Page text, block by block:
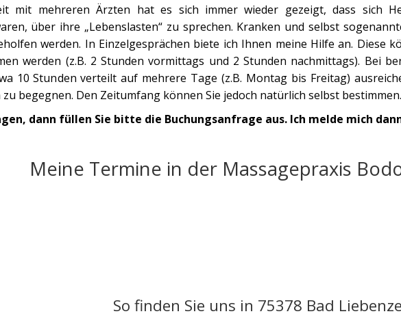
mit mehreren Ärzten hat es sich immer wieder gezeigt, dass sich
über ihre „Lebenslasten“ zu sprechen. Kranken und selbst
werden. In Einzelgesprächen biete ich Ihnen meine Hilfe an. Diese
werden (z.B. 2 Stunden vormittags und 2 Stunden nachmittags). Bei
10 Stunden verteilt auf mehrere Tage (z.B. Montag bis Freitag)
begegnen. Den Zeitumfang können Sie jedoch natürlich selbst bestimmen.
dann füllen Sie bitte die Buchungsanfrage aus. Ich melde mich
Meine Termine in der Massagepraxis
So finden Sie uns in 75378 Bad